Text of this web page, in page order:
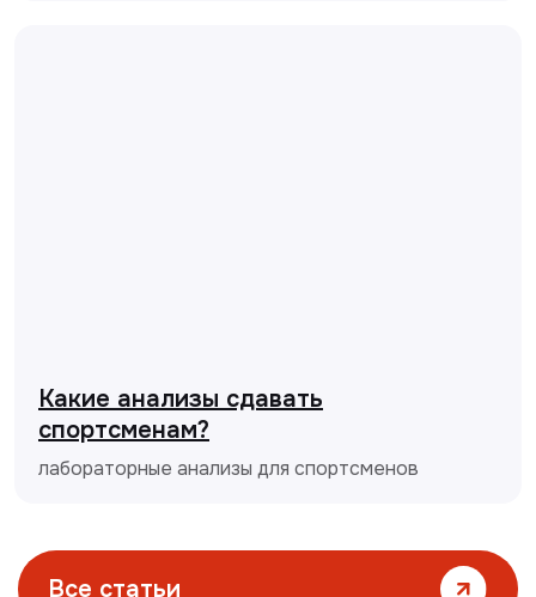
Какие анализы сдавать
спортсменам?
лабораторные анализы для спортсменов